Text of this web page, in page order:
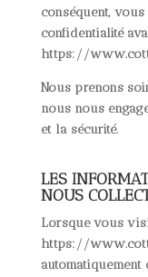
conséquent,
confidentialité
https://
Nous prenons
nous nous
et la sécurité.
LES
NOUS
Lorsque vous
https://